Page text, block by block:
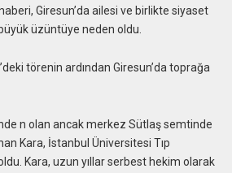
Giresun’da ailesi ve birlikte siyaset
üzüntüye neden oldu.
törenin ardından Giresun’da toprağa
n olan ancak merkez Sütlaş semtinde
Kara, İstanbul Üniversitesi Tıp
Kara, uzun yıllar serbest hekim olarak